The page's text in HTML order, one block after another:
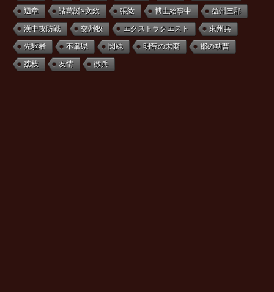
辺章 諸葛誕×文欽 張紘 博士給事中 益州三郡
漢中攻防戦 交州牧 エクストラクエスト 東州兵
先駆者 不韋県 閔純 明帝の末裔 郡の功曹
荔枝 友情 徴兵